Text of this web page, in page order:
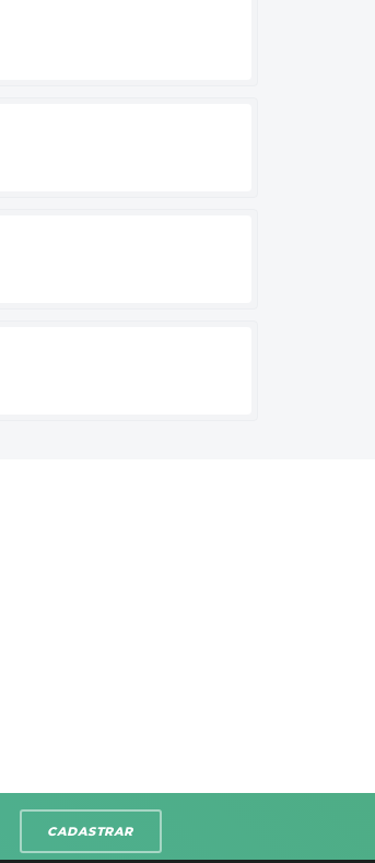
CADASTRAR